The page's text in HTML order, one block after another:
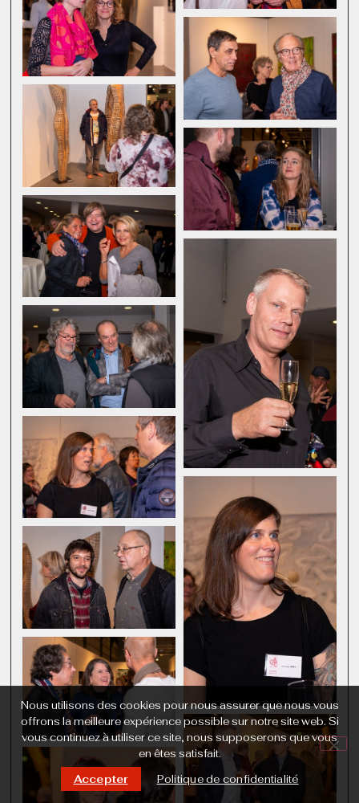
Nous utilisons des cookies pour nous assurer que nous vous
offrons la meilleure expérience possible sur notre site web. Si
vous continuez à utiliser ce site, nous supposerons que vous
en êtes satisfait.
Accepter
Politique de confidentialité